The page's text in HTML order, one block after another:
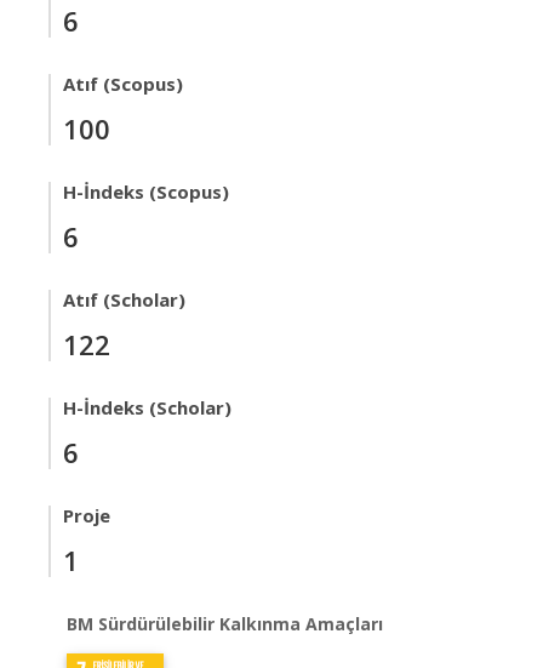
6
Atıf (Scopus)
100
H-İndeks (Scopus)
6
Atıf (Scholar)
122
H-İndeks (Scholar)
6
Proje
1
BM Sürdürülebilir Kalkınma Amaçları